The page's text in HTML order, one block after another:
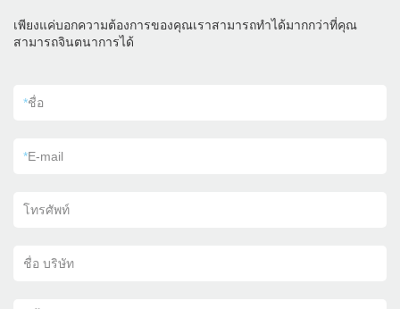
เพียงแค่บอกความต้องการของคุณเราสามารถทำได้มากกว่าที่คุณ
สามารถจินตนาการได้
*ชื่อ
*E-mail
โทรศัพท์
ชื่อ บริษัท